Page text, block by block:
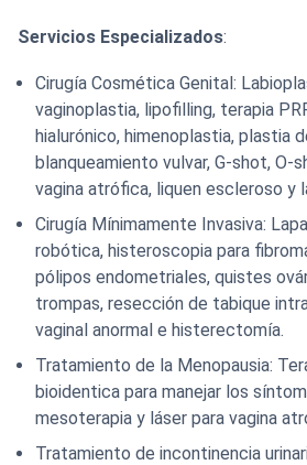
Servicios Especializados:
Cirugía Cosmética Genital:
vaginoplastia, lipofilling, terapia
hialurónico, himenoplastia, plastia
blanqueamiento vulvar, G-shot, O-
vagina atrófica, liquen escleroso y
Cirugía Mínimamente Invasiva:
robótica, histeroscopia para
pólipos endometriales, quistes
trompas, resección de tabique
vaginal anormal e histerectomía.
Tratamiento de la Menopausia:
bioidentica para manejar los
mesoterapia y láser para vagina
Tratamiento de incontinencia